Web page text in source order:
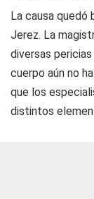
La causa quedó
Jerez. La
diversas
cuerpo aún no
que los
distintos